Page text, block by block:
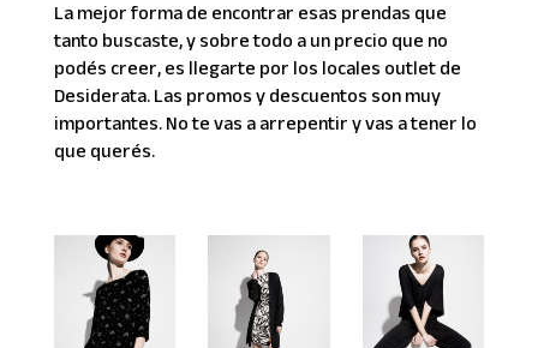
La mejor forma de encontrar esas prendas que
tanto buscaste, y sobre todo a un precio que no
podés creer, es llegarte por los locales outlet de
Desiderata. Las promos y descuentos son muy
importantes. No te vas a arrepentir y vas a tener lo
que querés.